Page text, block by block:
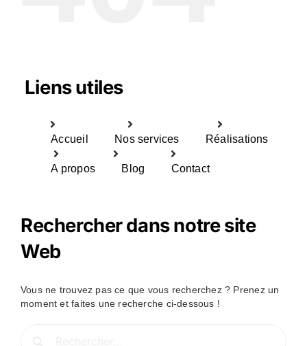
Liens utiles
Accueil Nos services Réalisations
A propos Blog Contact
Rechercher dans notre site
Web
Vous ne trouvez pas ce que vous recherchez ? Prenez un
moment et faites une recherche ci-dessous !